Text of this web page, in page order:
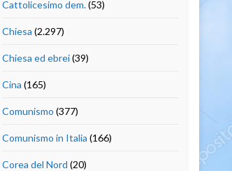
Cattolicesimo dem.(53)
Chiesa (2.297)
Chiesa ed ebrei(39)
Cina (165)
Comunismo (377)
Comunismo in Italia (166)
Corea del Nord (20)